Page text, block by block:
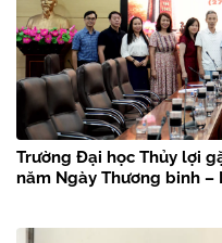
Trường Đại học Thủy lợi
năm Ngày Thương binh –